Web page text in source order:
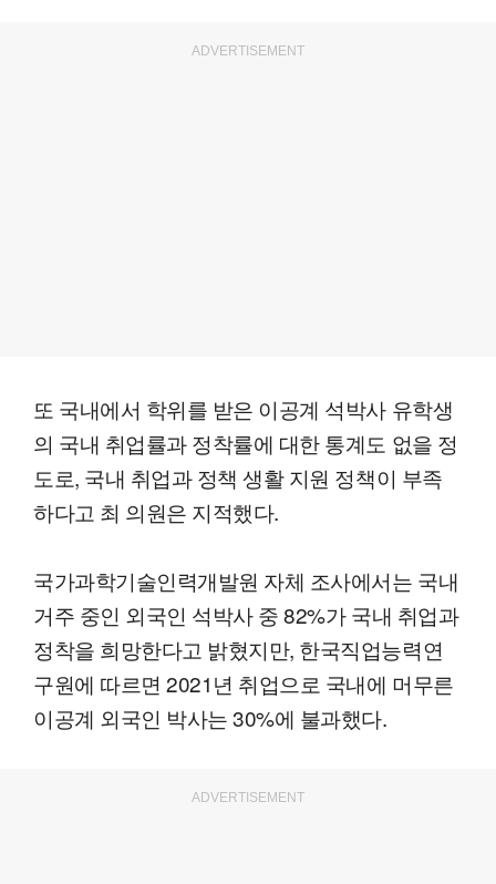
ADVERTISEMENT
또 국내에서 학위를 받은 이공계 석박사 유학생
의 국내 취업률과 정착률에 대한 통계도 없을 정
도로, 국내 취업과 정책 생활 지원 정책이 부족
하다고 최 의원은 지적했다.
국가과학기술인력개발원 자체 조사에서는 국내
거주 중인 외국인 석박사 중 82%가 국내 취업과
정착을 희망한다고 밝혔지만, 한국직업능력연
구원에 따르면 2021년 취업으로 국내에 머무른
이공계 외국인 박사는 30%에 불과했다.
ADVERTISEMENT